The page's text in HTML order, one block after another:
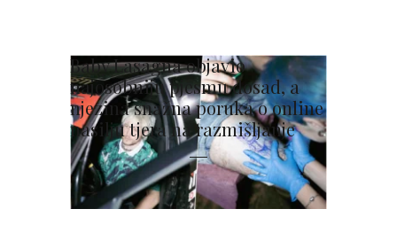
Baby Lasagna objavio
najosobniju pjesmu dosad, a
njezina snažna poruka o online
nasilju tjera na razmišljanje